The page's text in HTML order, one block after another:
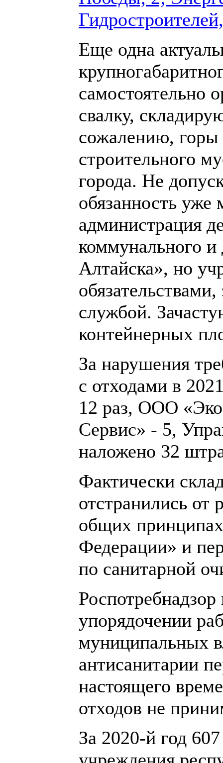
Еще одна
самостоятельно
свалку,
сожалению, горы
строительного
города. Не
обязанность уже
администрация
коммунального и
Алтайска», но
службой.
контейнерных
За нарушения
с отходами в
12 раз, ООО
Сервис» - 5,
наложено 32
Фактически
отстранились
общих
Федерации» и
по санитарной
упорядочении
муниципальных
антисанитарии
настоящего
отходов не
За 2020-й год